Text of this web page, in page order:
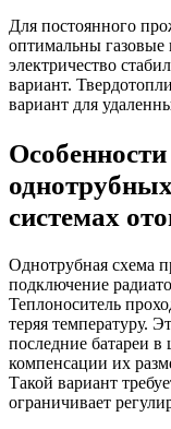
Для постоянного
оптимальны газовые
электричество
вариант.
вариант для
системах
Однотрубная схема
подключение
Теплоноситель
теряя температуру.
последние батареи
компенсации их
Такой вариант
ограничивает